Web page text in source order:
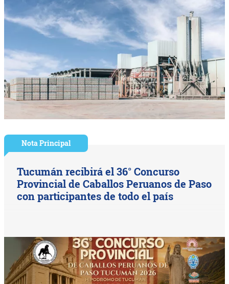
Nota Principal
Tucumán recibirá el 36° Concurso
Provincial de Caballos Peruanos de Paso
con participantes de todo el país